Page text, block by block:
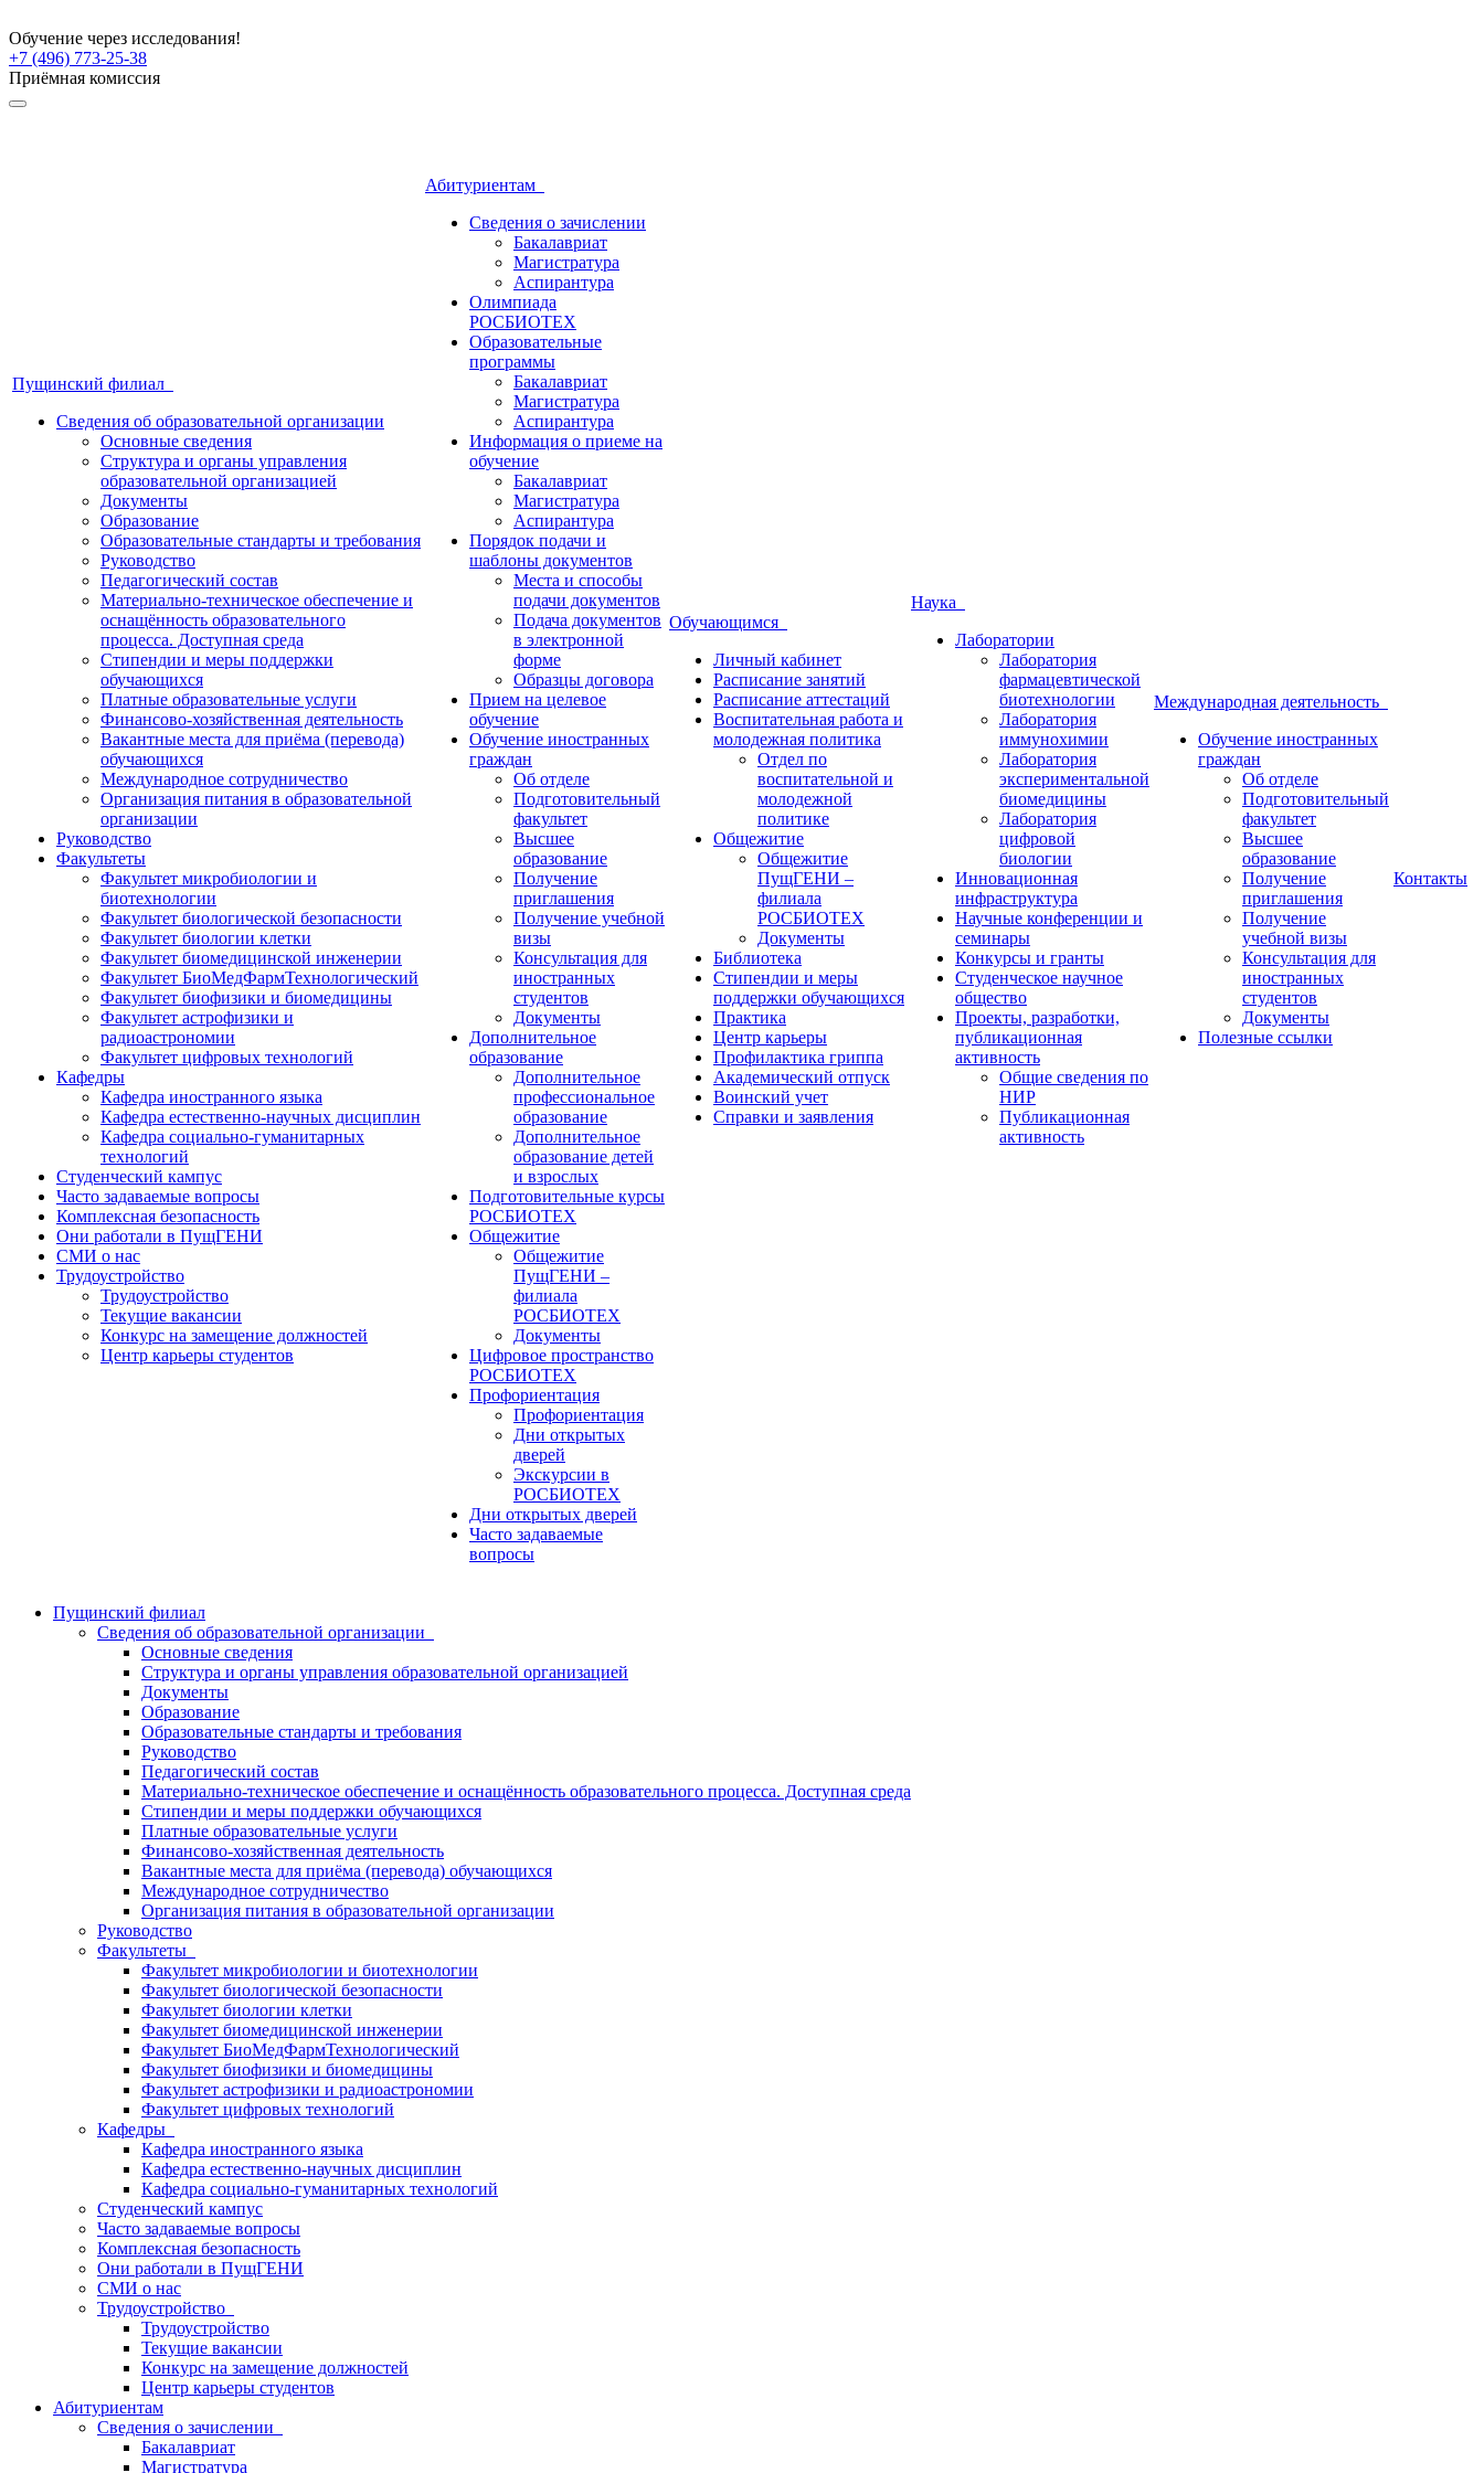
Обучение через исследования!
+7 (496) 773-25-38
Приёмная комиссия
Пущинский филиал
Сведения об образовательной организации
Основные сведения
Структура и органы управления
образовательной организацией
Документы
Образование
Образовательные стандарты и требования
Руководство
Педагогический состав
Материально-техническое обеспечение и
оснащённость образовательного
процесса. Доступная среда
Стипендии и меры поддержки
обучающихся
Платные образовательные услуги
Финансово-хозяйственная деятельность
Вакантные места для приёма (перевода)
обучающихся
Международное сотрудничество
Организация питания в образовательной
организации
Руководство
Факультеты
Факультет микробиологии и
биотехнологии
Факультет биологической безопасности
Факультет биологии клетки
Факультет биомедицинской инженерии
Факультет БиоМедФармТехнологический
Факультет биофизики и биомедицины
Факультет астрофизики и
радиоастрономии
Факультет цифровых технологий
Кафедры
Кафедра иностранного языка
Кафедра естественно-научных дисциплин
Кафедра социально-гуманитарных
технологий
Студенческий кампус
Часто задаваемые вопросы
Комплексная безопасность
Они работали в ПущГЕНИ
СМИ о нас
Трудоустройство
Трудоустройство
Текущие вакансии
Конкурс на замещение должностей
Центр карьеры студентов
Абитуриентам
Сведения о зачислении
Бакалавриат
Магистратура
Аспирантура
Олимпиада
РОСБИОТЕХ
Образовательные
программы
Бакалавриат
Магистратура
Аспирантура
Информация о приеме на
обучение
Бакалавриат
Магистратура
Аспирантура
Порядок подачи и
шаблоны документов
Места и способы
подачи документов
Подача документов
в электронной
форме
Образцы договора
Прием на целевое
обучение
Обучение иностранных
граждан
Об отделе
Подготовительный
факультет
Высшее
образование
Получение
приглашения
Получение учебной
визы
Консультация для
иностранных
студентов
Документы
Дополнительное
образование
Дополнительное
профессиональное
образование
Дополнительное
образование детей
и взрослых
Подготовительные курсы
РОСБИОТЕХ
Общежитие
Общежитие
ПущГЕНИ –
филиала
РОСБИОТЕХ
Документы
Цифровое пространство
РОСБИОТЕХ
Профориентация
Профориентация
Дни открытых
дверей
Экскурсии в
РОСБИОТЕХ
Дни открытых дверей
Часто задаваемые
вопросы
Обучающимся
Личный кабинет
Расписание занятий
Расписание аттестаций
Воспитательная работа и
молодежная политика
Отдел по
воспитательной и
молодежной
политике
Общежитие
Общежитие
ПущГЕНИ –
филиала
РОСБИОТЕХ
Документы
Библиотека
Стипендии и меры
поддержки обучающихся
Практика
Центр карьеры
Профилактика гриппа
Академический отпуск
Воинский учет
Справки и заявления
Наука
Лаборатории
Лаборатория
фармацевтической
биотехнологии
Лаборатория
иммунохимии
Лаборатория
экспериментальной
биомедицины
Лаборатория
цифровой
биологии
Инновационная
инфраструктура
Научные конференции и
семинары
Конкурсы и гранты
Студенческое научное
общество
Проекты, разработки,
публикационная
активность
Общие сведения по
НИР
Публикационная
активность
Международная деятельность
Обучение иностранных
граждан
Об отделе
Подготовительный
факультет
Высшее
образование
Получение
приглашения
Получение
учебной визы
Консультация для
иностранных
студентов
Документы
Полезные ссылки
Контакты
Пущинский филиал
Сведения об образовательной организации
Основные сведения
Структура и органы управления образовательной организацией
Документы
Образование
Образовательные стандарты и требования
Руководство
Педагогический состав
Материально-техническое обеспечение и оснащённость образовательного процесса. Доступная среда
Стипендии и меры поддержки обучающихся
Платные образовательные услуги
Финансово-хозяйственная деятельность
Вакантные места для приёма (перевода) обучающихся
Международное сотрудничество
Организация питания в образовательной организации
Руководство
Факультеты
Факультет микробиологии и биотехнологии
Факультет биологической безопасности
Факультет биологии клетки
Факультет биомедицинской инженерии
Факультет БиоМедФармТехнологический
Факультет биофизики и биомедицины
Факультет астрофизики и радиоастрономии
Факультет цифровых технологий
Кафедры
Кафедра иностранного языка
Кафедра естественно-научных дисциплин
Кафедра социально-гуманитарных технологий
Студенческий кампус
Часто задаваемые вопросы
Комплексная безопасность
Они работали в ПущГЕНИ
СМИ о нас
Трудоустройство
Трудоустройство
Текущие вакансии
Конкурс на замещение должностей
Центр карьеры студентов
Абитуриентам
Сведения о зачислении
Бакалавриат
Магистратура